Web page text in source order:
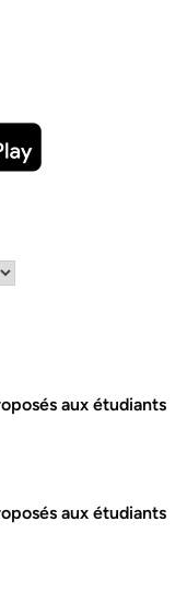
aux étudiants
aux étudiants